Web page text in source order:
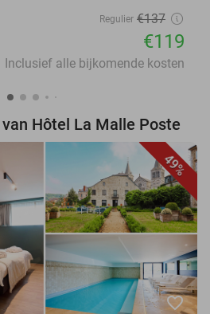
Regulier €137
€119
Inclusief alle bijkomende kosten
Hôtel La Malle Poste
49%
favorite_border